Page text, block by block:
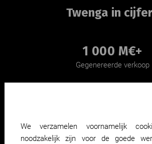
Twenga in
1 000 M€+
Gegenereerde verkoop
900 M
We verzamelen voornamelijk
noodzakelijk zijn voor de goede